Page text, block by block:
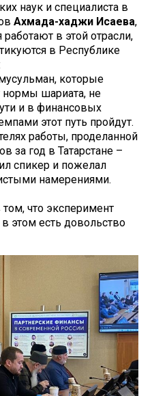
наук и специалиста в
Ахмада-хаджи Исаева,
в этой отрасли,
в Республике
которые
шариата, не
и в финансовых
этот путь пройдут.
работы, проделанной
за год в Татарстане –
спикер и пожелал
намерениями.
что эксперимент
этом есть довольство